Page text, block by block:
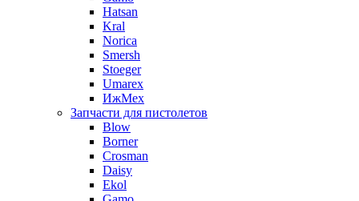
Hatsan
Kral
Norica
Smersh
Stoeger
Umarex
ИжМех
Запчасти для пистолетов
Blow
Borner
Crosman
Daisy
Ekol